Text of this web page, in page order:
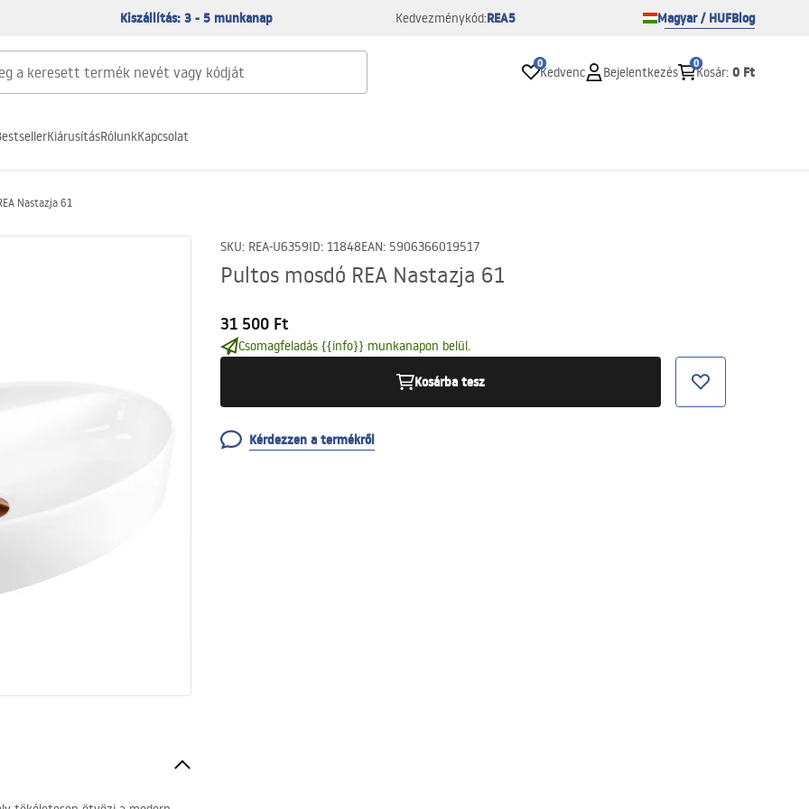
Kiszállítás: 3 - 5 munkanap Kedvezménykód:REA5 Magyar / HUFBlog
0
Kedvenc Bejelentkezés
0
Kosár: 0 Ft
KiárusításRólunkKapcsolat
Nastazja 61
SKU: REA-U6359ID: 11848EAN: 5906366019517
Pultos mosdó REA Nastazja 61
31 500 Ft
Csomagfeladás {{info}} munkanapon belül.
Kosárba tesz
Kérdezzen a termékről